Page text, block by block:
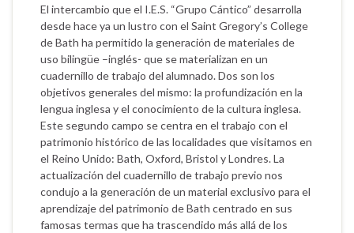
El intercambio que el I.E.S. “Grupo Cántico” desarrolla
desde hace ya un lustro con el Saint Gregory’s College
de Bath ha permitido la generación de materiales de
uso bilingüe –inglés- que se materializan en un
cuadernillo de trabajo del alumnado. Dos son los
objetivos generales del mismo: la profundización en la
lengua inglesa y el conocimiento de la cultura inglesa.
Este segundo campo se centra en el trabajo con el
patrimonio histórico de las localidades que visitamos en
el Reino Unido: Bath, Oxford, Bristol y Londres. La
actualización del cuadernillo de trabajo previo nos
condujo a la generación de un material exclusivo para el
aprendizaje del patrimonio de Bath centrado en sus
famosas termas que ha trascendido más allá de los